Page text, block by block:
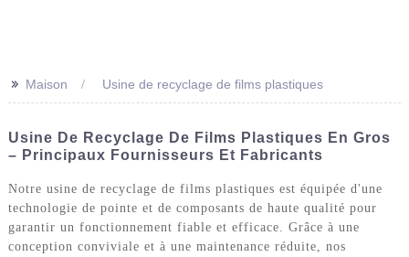
>> Maison Usine de recyclage de films plastiques
Usine De Recyclage De Films Plastiques En Gros
– Principaux Fournisseurs Et Fabricants
Notre usine de recyclage de films plastiques est équipée d'une
technologie de pointe et de composants de haute qualité pour
garantir un fonctionnement fiable et efficace. Grâce à une
conception conviviale et à une maintenance réduite, nos